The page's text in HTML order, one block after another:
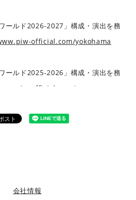
ールド2026-2027」構成・演出を務
official.com/yokohama
ールド2025-2026」構成・演出を務
official.com/
会社情報